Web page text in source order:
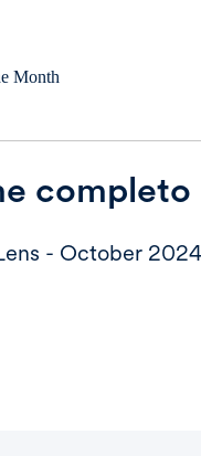
completo
- October 2024